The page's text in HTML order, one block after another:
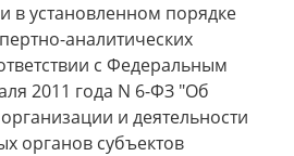
в установленном порядке
аналитических
с Федеральным
2011 года N 6-ФЗ "Об
и деятельности
органов субъектов